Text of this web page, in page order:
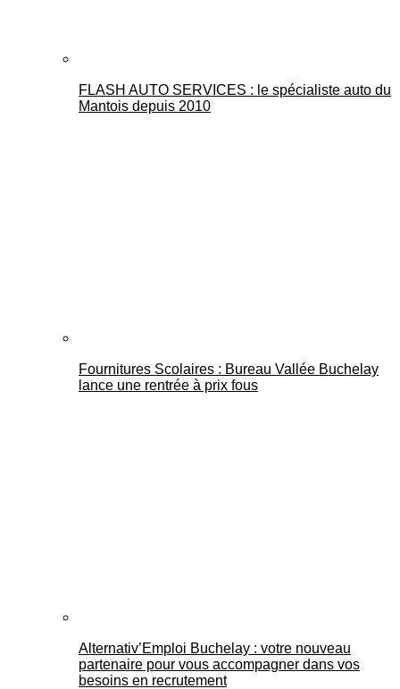
FLASH AUTO SERVICES : le spécialiste auto du
Mantois depuis 2010
Fournitures Scolaires : Bureau Vallée Buchelay
lance une rentrée à prix fous
Alternativ’Emploi Buchelay : votre nouveau
partenaire pour vous accompagner dans vos
besoins en recrutement